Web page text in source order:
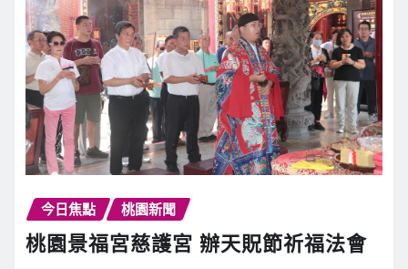
今日焦點 桃園新聞
桃園景福宮慈護宮 辦天貺節祈福法會